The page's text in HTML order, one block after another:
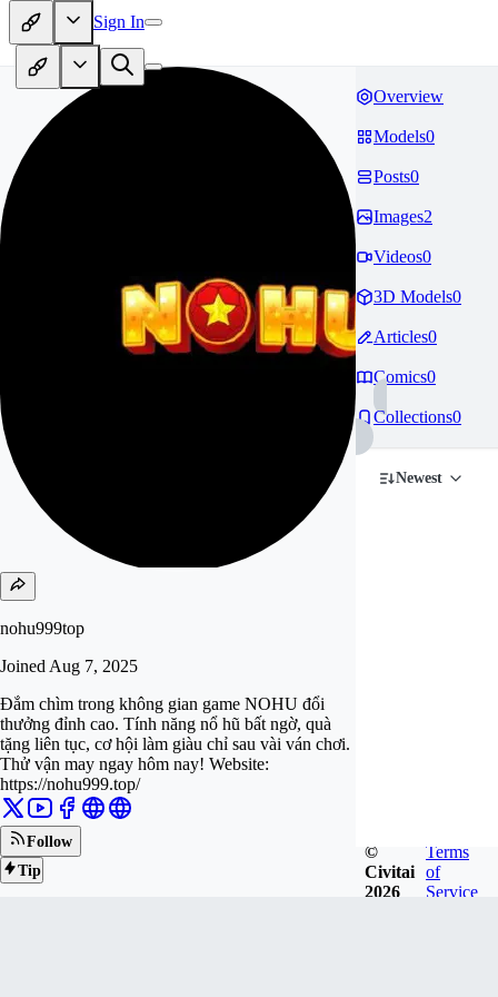
Sign In
nohu999top
Joined Aug 7, 2025
Đắm chìm trong không gian game NOHU đổi
thưởng đỉnh cao. Tính năng nổ hũ bất ngờ, quà
tặng liên tục, cơ hội làm giàu chỉ sau vài ván chơi.
Thử vận may ngay hôm nay! Website:
https://nohu999.top/
Follow
Tip
Overview
Models0
Posts0
Images2
Videos0
3D Models0
Articles0
Comics0
Collections0
Newest
©
Civitai
2026
Terms
of
Service